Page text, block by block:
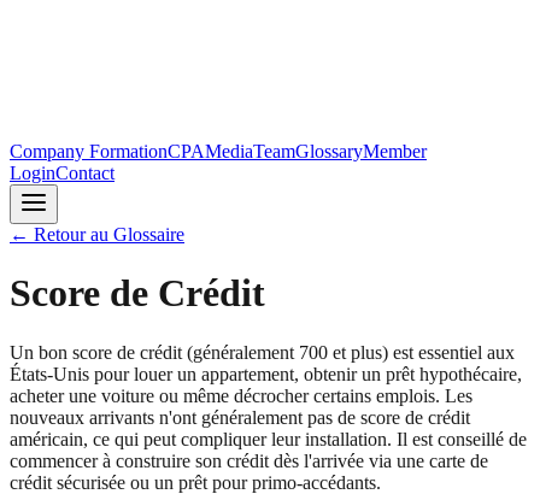
Company FormationCPAMediaTeamGlossaryMember
LoginContact
← Retour au Glossaire
Score de Crédit
Un bon score de crédit (généralement 700 et plus) est essentiel aux
États-Unis pour louer un appartement, obtenir un prêt hypothécaire,
acheter une voiture ou même décrocher certains emplois. Les
nouveaux arrivants n'ont généralement pas de score de crédit
américain, ce qui peut compliquer leur installation. Il est conseillé de
commencer à construire son crédit dès l'arrivée via une carte de
crédit sécurisée ou un prêt pour primo-accédants.